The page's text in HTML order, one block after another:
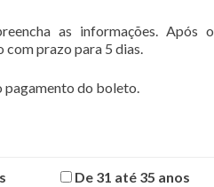
as informações. Após o
prazo para 5 dias.
pagamento do boleto.
De 31 até 35 anos